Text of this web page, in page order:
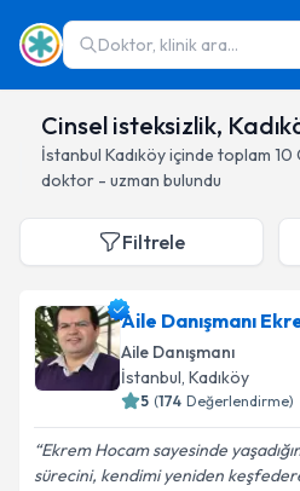
Doktor, klinik ara...
Cinsel isteksizlik,
İstanbul Kadıköyiçinde toplam 10
doktor - uzman bulundu
Filtrele
Aile Danışmanı
Aile Danışmanı
İstanbul, Kadıköy
5 (174 Değerlendirme)
Ekrem Hocam sayesinde
sürecini, kendimi yeniden